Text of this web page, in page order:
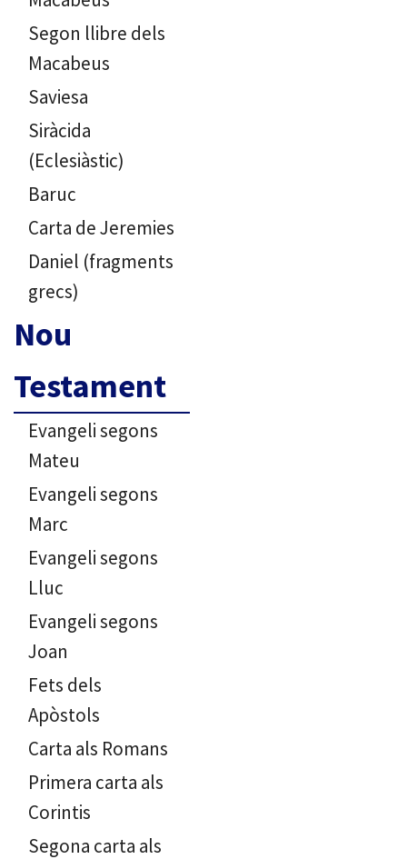
Segon llibre dels
Macabeus
Saviesa
Siràcida
(Eclesiàstic)
Baruc
Carta de Jeremies
Daniel (fragments
grecs)
Nou
Testament
Evangeli segons
Mateu
Evangeli segons
Marc
Evangeli segons
Lluc
Evangeli segons
Joan
Fets dels
Apòstols
Carta als Romans
Primera carta als
Corintis
Segona carta als